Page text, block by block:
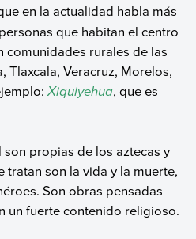
en la actualidad habla más
que habitan el centro
comunidades rurales de las
Tlaxcala, Veracruz, Morelos,
Xiquiyehua, que es
son propias de los aztecas y
tratan son la vida y la muerte,
Son obras pensadas
un fuerte contenido religioso.